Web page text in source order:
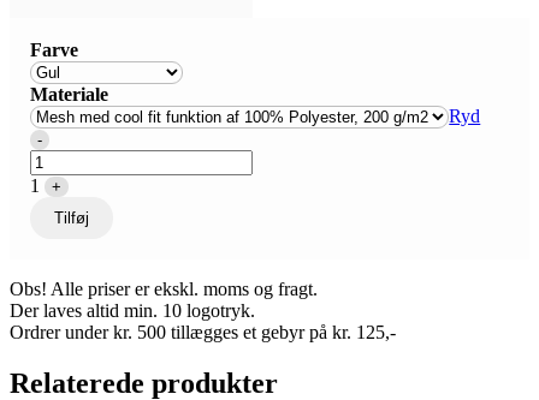
Farve
Materiale
Ryd
Quantity
-
1
+
Tilføj
Obs! Alle priser er ekskl. moms og fragt.
Der laves altid min. 10 logotryk.
Ordrer under kr. 500 tillægges et gebyr på kr. 125,-
Relaterede produkter